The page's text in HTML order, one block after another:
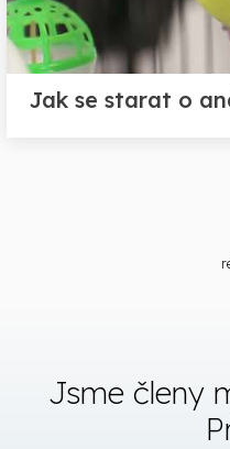
Jak se starat o
Jsme členy